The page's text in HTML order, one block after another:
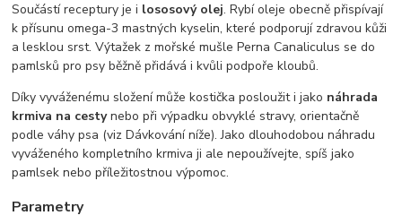
Součástí receptury je i lososový olej. Rybí oleje obecně přispívají
k přísunu omega-3 mastných kyselin, které podporují zdravou kůži
a lesklou srst. Výtažek z mořské mušle Perna Canaliculus se do
pamlsků pro psy běžně přidává i kvůli podpoře kloubů.
Díky vyváženému složení může kostička posloužit i jako náhrada
krmiva na cestynebo při výpadku obvyklé stravy, orientačně
podle váhy psa (viz Dávkování níže). Jako dlouhodobou náhradu
vyváženého kompletního krmiva ji ale nepoužívejte, spíš jako
pamlsek nebo příležitostnou výpomoc.
Parametry